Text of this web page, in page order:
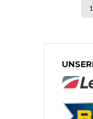
1